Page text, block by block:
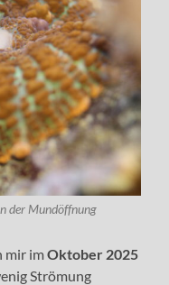
der Mundöffnung
mir imOktober 2025
Strömung